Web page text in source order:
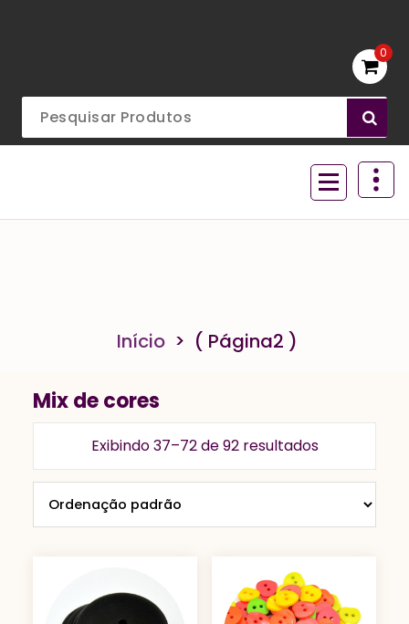
0
Acessórios para aviamentos
Início > ( Página2 )
Mix de cores
Exibindo 37–72 de 92 resultados